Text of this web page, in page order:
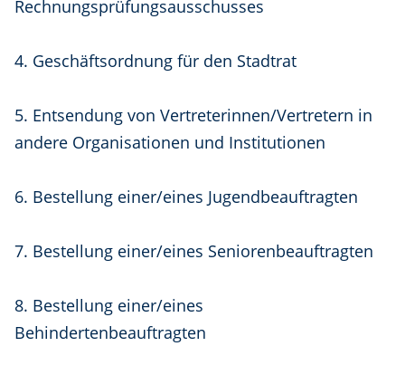
Rechnungsprüfungsausschusses
4. Geschäftsordnung für den Stadtrat
5. Entsendung von Vertreterinnen/Vertretern in
andere Organisationen und Institutionen
6. Bestellung einer/eines Jugendbeauftragten
7. Bestellung einer/eines Seniorenbeauftragten
8. Bestellung einer/eines
Behindertenbeauftragten